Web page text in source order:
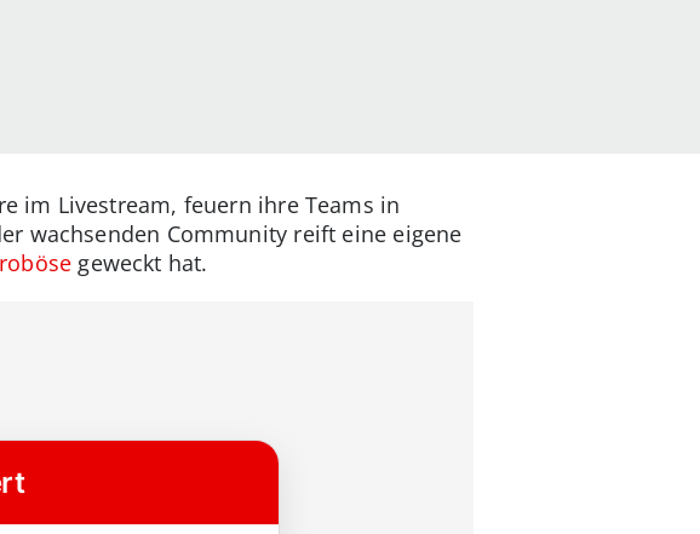
im Livestream, feuern ihre Teams in
wachsenden Community reift eine eigene
geweckt hat.